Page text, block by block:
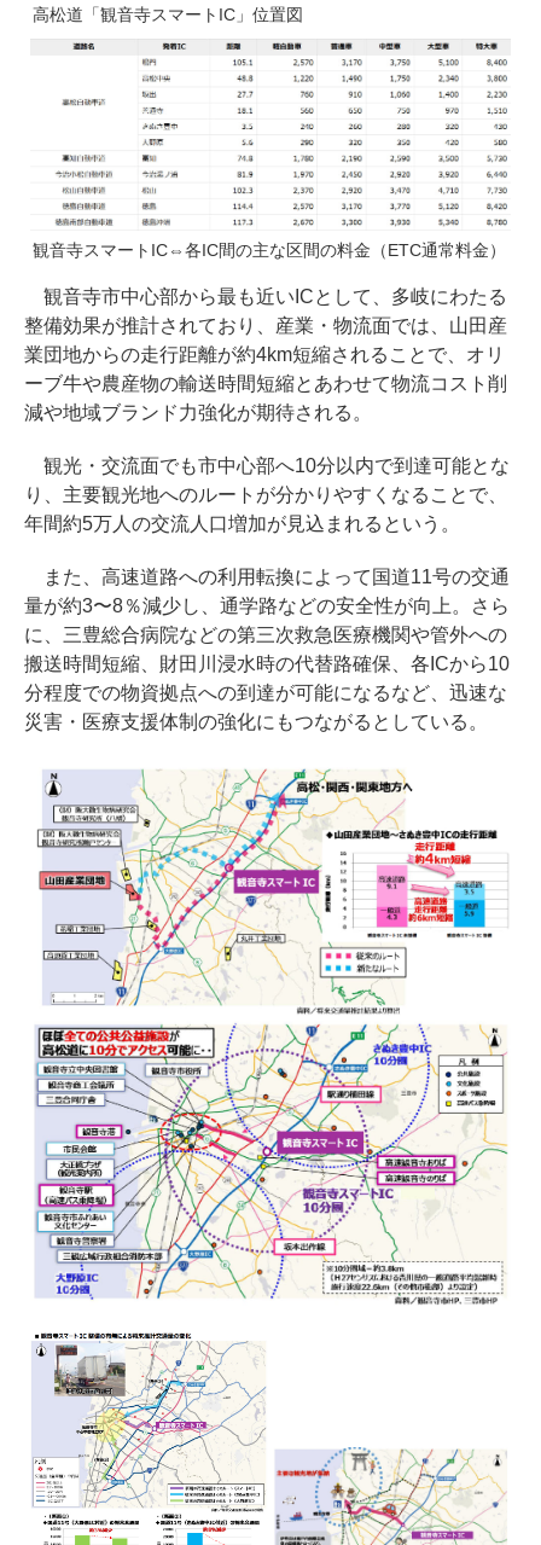
高松道「観音寺スマートIC」位置図
観音寺スマートIC⇔各IC間の主な区間の料金（ETC通常料金）
観音寺市中心部から最も近いICとして、多岐にわたる
整備効果が推計されており、産業・物流面では、山田産
業団地からの走行距離が約4km短縮されることで、オリ
ーブ牛や農産物の輸送時間短縮とあわせて物流コスト削
減や地域ブランド力強化が期待される。
観光・交流面でも市中心部へ10分以内で到達可能とな
り、主要観光地へのルートが分かりやすくなることで、
年間約5万人の交流人口増加が見込まれるという。
また、高速道路への利用転換によって国道11号の交通
量が約3〜8％減少し、通学路などの安全性が向上。さら
に、三豊総合病院などの第三次救急医療機関や管外への
搬送時間短縮、財田川浸水時の代替路確保、各ICから10
分程度での物資拠点への到達が可能になるなど、迅速な
災害・医療支援体制の強化にもつながるとしている。